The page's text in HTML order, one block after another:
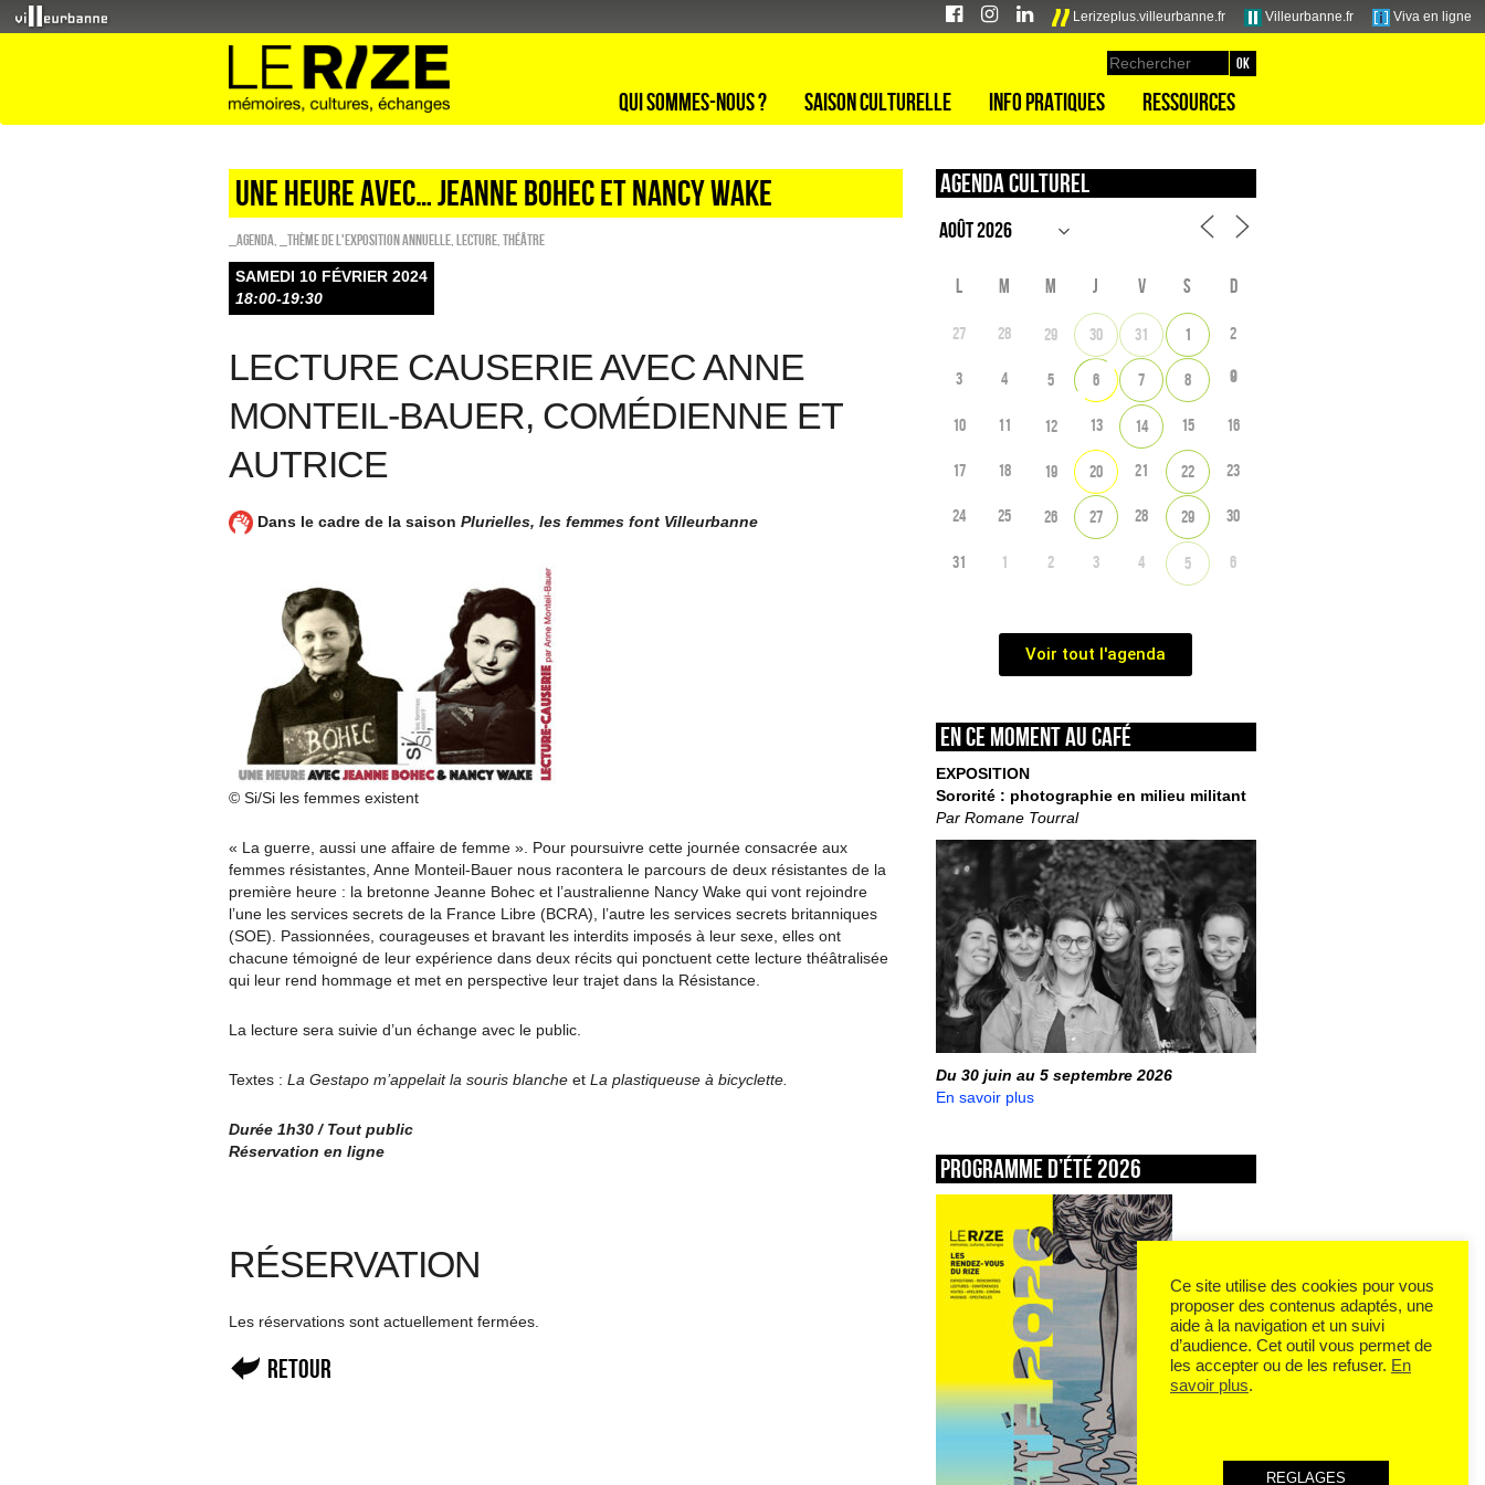
Lerizeplus.villeurbanne.fr Villeurbanne.fr Viva en ligne
Qui sommes-nous ? Saison culturelle Info pratiques Ressources
UNE HEURE AVEC… JEANNE BOHEC ET NANCY WAKE
_Agenda _Thème de l'exposition annuelle Lecture Théâtre
SAMEDI 10 FÉVRIER 2024
18:00-19:30
LECTURE CAUSERIE AVEC ANNE
MONTEIL-BAUER, COMÉDIENNE ET
AUTRICE
Dans le cadre de la saison Plurielles, les femmes font Villeurbanne
© Si/Si les femmes existent
« La guerre, aussi une affaire de femme ». Pour poursuivre cette journée consacrée aux
femmes résistantes, Anne Monteil-Bauer nous racontera le parcours de deux résistantes de la
première heure : la bretonne Jeanne Bohec et l’australienne Nancy Wake qui vont rejoindre
l’une les services secrets de la France Libre (BCRA), l’autre les services secrets britanniques
(SOE). Passionnées, courageuses et bravant les interdits imposés à leur sexe, elles ont
chacune témoigné de leur expérience dans deux récits qui ponctuent cette lecture théâtralisée
qui leur rend hommage et met en perspective leur trajet dans la Résistance.
La lecture sera suivie d’un échange avec le public.
Textes : La Gestapo m’appelait la souris blanche et La plastiqueuse à bicyclette.
Durée 1h30 / Tout public
Réservation en ligne
RÉSERVATION
Les réservations sont actuellement fermées.
Retour
Agenda culturel
L M M J V S D
27 28 29 30 31 1 2
3 4 5 6 7 8 9
10 11 12 13 14 15 16
17 18 19 20 21 22 23
24 25 26 27 28 29 30
31 1 2 3 4 5 6
Voir tout l'agenda
En ce moment au café
EXPOSITION
Sororité : photographie en milieu militant
Par Romane Tourral
Du 30 juin au 5 septembre 2026
En savoir plus
Programme d’été 2026
Ce site utilise des cookies pour vous
proposer des contenus adaptés, une
aide à la navigation et un suivi
d’audience. Cet outil vous permet de
les accepter ou de les refuser. En
savoir plus.
REGLAGES